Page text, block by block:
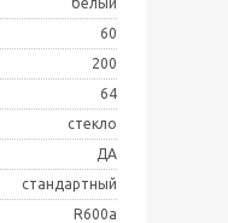
60
200
64
стекло
ДА
стандартный
R600a